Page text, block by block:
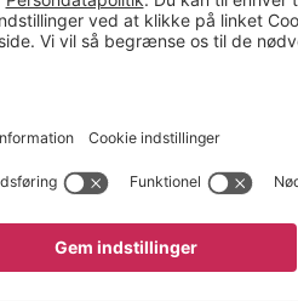
plast